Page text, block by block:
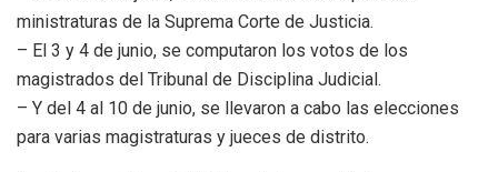
ministraturas de la Suprema Corte de Justicia.
– El 3 y 4 de junio, se computaron los votos de los
magistrados del Tribunal de Disciplina Judicial.
– Y del 4 al 10 de junio, se llevaron a cabo las elecciones
para varias magistraturas y jueces de distrito.